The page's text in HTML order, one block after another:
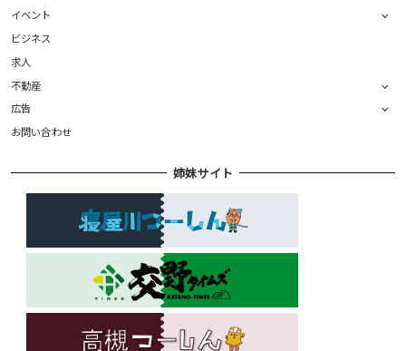
イベント
ビジネス
求人
不動産
広告
お問い合わせ
姉妹サイト